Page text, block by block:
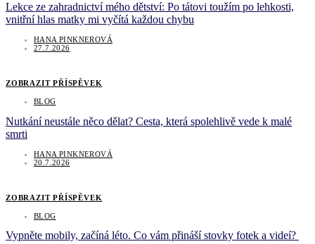
Lekce ze zahradnictví mého dětství: Po tátovi toužím po lehkosti,
vnitřní hlas matky mi vyčítá každou chybu
HANA PINKNEROVÁ
27.7.2026
ZOBRAZIT PŘÍSPĚVEK
BLOG
Nutkání neustále něco dělat? Cesta, která spolehlivě vede k malé
smrti
HANA PINKNEROVÁ
20.7.2026
ZOBRAZIT PŘÍSPĚVEK
BLOG
Vypněte mobily, začíná léto. Co vám přináší stovky fotek a videí?